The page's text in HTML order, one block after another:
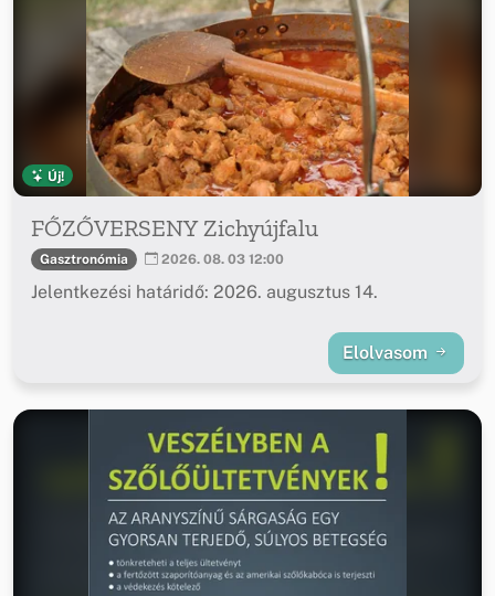
Új!
FŐZŐVERSENY Zichyújfalu
Gasztronómia 2026. 08. 03 12:00
Jelentkezési határidő: 2026. augusztus 14.
Elolvasom